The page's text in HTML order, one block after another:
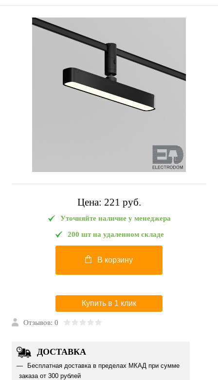
Цена: 221 pуб.
Уточняйте наличие у менеджера
200 шт на удаленном складе
В корзину
Купить в 1 клик
Отзывов: 0
ДОСТАВКА
Бесплатная доставка в пределах МКАД при сумме
заказа от 300 рублей